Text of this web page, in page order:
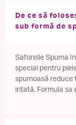
De ce să
sub formă de
Saforelle Spuma
special pentru
spumoasă reduce
iritată. Formula sa